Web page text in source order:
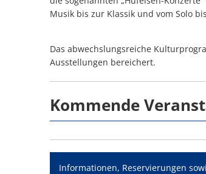
Musik bis zur Klassik und vom Solo
Das abwechslungsreiche
Ausstellungen bereichert.
Kommende
Informationen, Reservierungen